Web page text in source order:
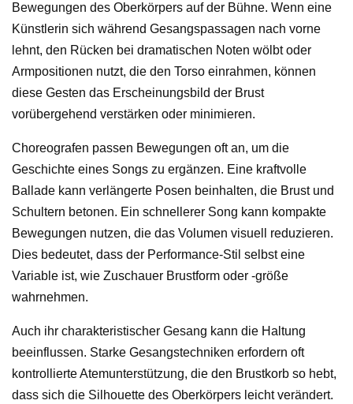
Bewegungen des Oberkörpers auf der Bühne. Wenn eine
Künstlerin sich während Gesangspassagen nach vorne
lehnt, den Rücken bei dramatischen Noten wölbt oder
Armpositionen nutzt, die den Torso einrahmen, können
diese Gesten das Erscheinungsbild der Brust
vorübergehend verstärken oder minimieren.
Choreografen passen Bewegungen oft an, um die
Geschichte eines Songs zu ergänzen. Eine kraftvolle
Ballade kann verlängerte Posen beinhalten, die Brust und
Schultern betonen. Ein schnellerer Song kann kompakte
Bewegungen nutzen, die das Volumen visuell reduzieren.
Dies bedeutet, dass der Performance-Stil selbst eine
Variable ist, wie Zuschauer Brustform oder -größe
wahrnehmen.
Auch ihr charakteristischer Gesang kann die Haltung
beeinflussen. Starke Gesangstechniken erfordern oft
kontrollierte Atemunterstützung, die den Brustkorb so hebt,
dass sich die Silhouette des Oberkörpers leicht verändert.